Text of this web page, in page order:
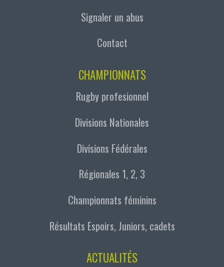
Signaler un abus
Contact
CHAMPIONNATS
Rugby profesionnel
Divisions Nationales
Divisions Fédérales
Régionales 1, 2, 3
Championnats féminins
Résultats Espoirs, Juniors, cadets
ACTUALITÉS